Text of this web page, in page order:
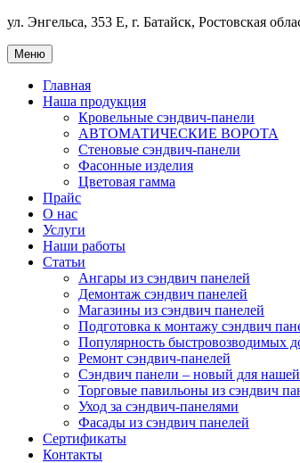
ул. Энгельса, 353 Е, г. Батайск, Ростовская
Меню
Главная
Наша продукция
Кровельные сэндвич-панели
АВТОМАТИЧЕСКИЕ ВОРОТА
Стеновые сэндвич-панели
Фасонные изделия
Цветовая гамма
Прайс
О нас
Услуги
Наши работы
Статьи
Ангары из сэндвич панелей
Демонтаж сэндвич панелей
Магазины из сэндвич панелей
Подготовка к монтажу сэндвич
Популярность быстровозводимых
Ремонт сэндвич-панелей
Сэндвич панели – новый для
Торговые павильоны из сэндвич
Уход за сэндвич-панелями
Фасады из сэндвич панелей
Сертификаты
Контакты